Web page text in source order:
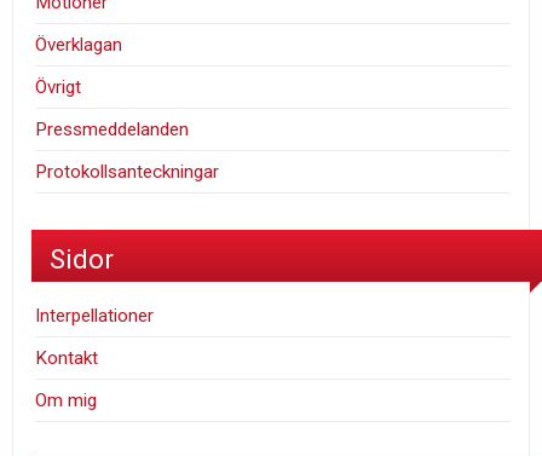
Överklagan
Övrigt
Pressmeddelanden
Protokollsanteckningar
Sidor
Interpellationer
Kontakt
Om mig